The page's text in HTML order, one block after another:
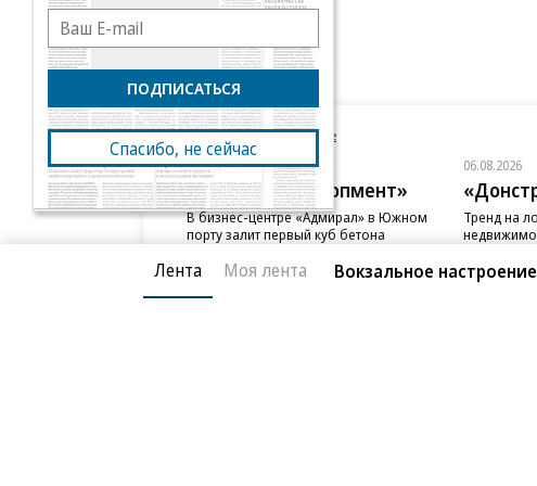
Новости компаний Все
06.08.2026
ГК «Галс-Девелопмент»
В бизнес-центре «Адмирал» в Южном
порту залит первый куб бетона
06.08.2026
Тренд на
Лента Моя лента Вокзальное настроение
ПОДПИСАТЬСЯ
Спасибо, не сейчас